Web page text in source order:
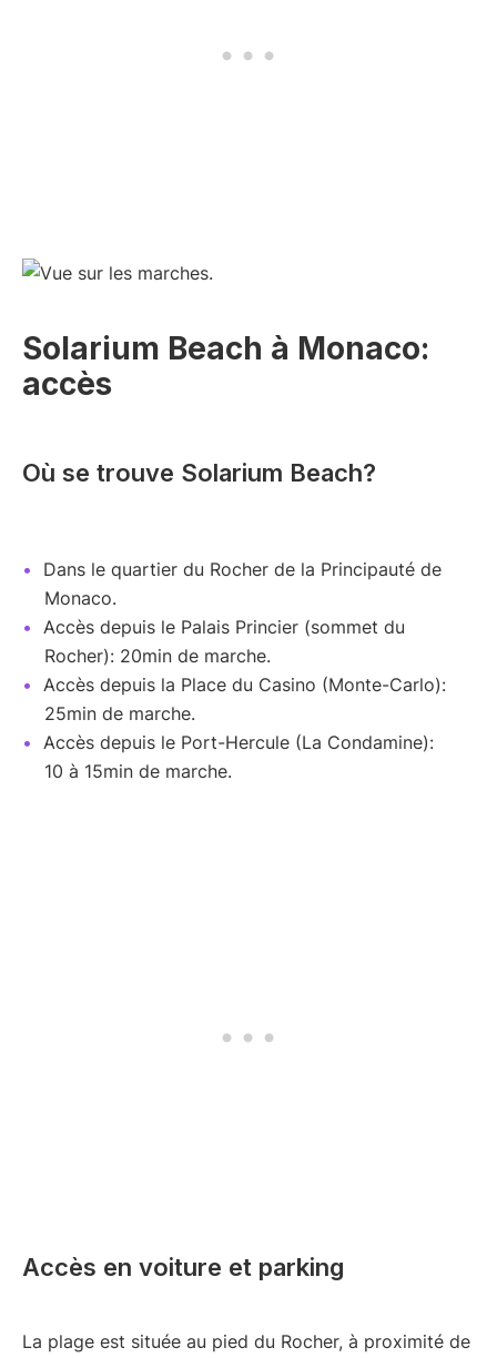
Solarium Beach à Monaco:
accès
Où se trouve Solarium Beach?
Dans le quartier du Rocher de la Principauté de
Monaco.
Accès depuis le Palais Princier (sommet du
Rocher): 20min de marche.
Accès depuis la Place du Casino (Monte-Carlo):
25min de marche.
Accès depuis le Port-Hercule (La Condamine):
10 à 15min de marche.
Accès en voiture et parking
La plage est située au pied du Rocher, à proximité de